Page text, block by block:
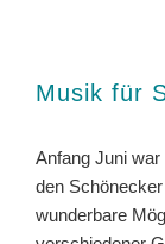
Musik für
Anfang Juni
den
wunderbare